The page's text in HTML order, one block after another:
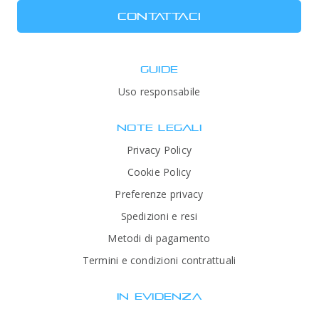
CONTATTACI
GUIDE
Uso responsabile
NOTE LEGALI
Privacy Policy
Cookie Policy
Preferenze privacy
Spedizioni e resi
Metodi di pagamento
Termini e condizioni contrattuali
IN EVIDENZA